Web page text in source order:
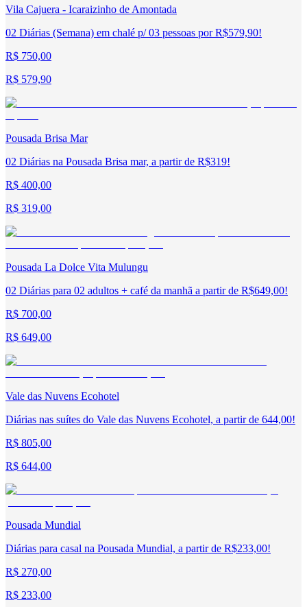
Vila Cajuera - Icaraizinho de Amontada
02 Diárias (Semana) em chalé p/ 03 pessoas por R$579,90!
R$ 750,00
R$ 579,90
Pousada Brisa Mar
02 Diárias na Pousada Brisa mar, a partir de R$319!
R$ 400,00
R$ 319,00
Pousada La Dolce Vita Mulungu
02 Diárias para 02 adultos + café da manhã a partir de R$649,00!
R$ 700,00
R$ 649,00
Vale das Nuvens Ecohotel
Diárias nas suítes do Vale das Nuvens Ecohotel, a partir de 644,00!
R$ 805,00
R$ 644,00
Pousada Mundial
Diárias para casal na Pousada Mundial, a partir de R$233,00!
R$ 270,00
R$ 233,00